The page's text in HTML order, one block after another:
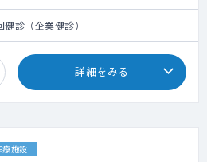
健診（企業健診）
詳細をみる
施設